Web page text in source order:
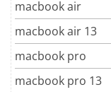
macbook air
macbook air 13
macbook pro
macbook pro 13